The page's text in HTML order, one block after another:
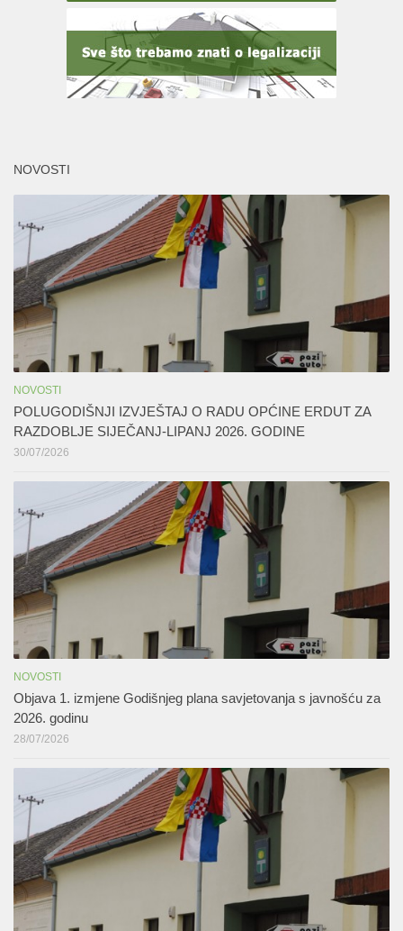
NOVOSTI
NOVOSTI
POLUGODIŠNJI IZVJEŠTAJ O RADU OPĆINE ERDUT ZA
RAZDOBLJE SIJEČANJ-LIPANJ 2026. GODINE
30/07/2026
NOVOSTI
Objava 1. izmjene Godišnjeg plana savjetovanja s javnošću za
2026. godinu
28/07/2026